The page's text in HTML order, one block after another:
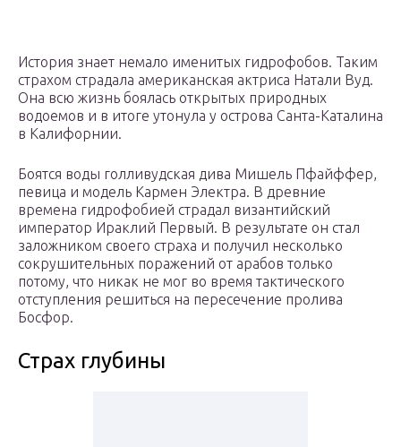
История знает немало именитых гидрофобов. Таким
страхом страдала американская актриса Натали Вуд.
Она всю жизнь боялась открытых природных
водоемов и в итоге утонула у острова Санта-Каталина
в Калифорнии.
Боятся воды голливудская дива Мишель Пфайффер,
певица и модель Кармен Электра. В древние
времена гидрофобией страдал византийский
император Ираклий Первый. В результате он стал
заложником своего страха и получил несколько
сокрушительных поражений от арабов только
потому, что никак не мог во время тактического
отступления решиться на пересечение пролива
Босфор.
Страх глубины